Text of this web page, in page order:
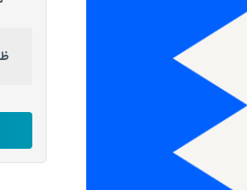
اکانت
رایگان